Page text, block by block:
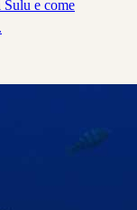
Sulu e come